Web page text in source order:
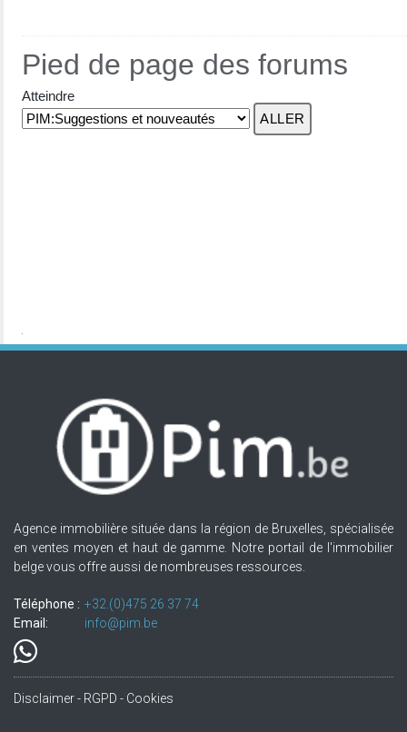
Pied de page des forums
Atteindre
Agence immobilière située dans la région de Bruxelles, spécialisée
en ventes moyen et haut de gamme. Notre portail de l'immobilier
belge vous offre aussi de nombreuses ressources.
Téléphone : +32.(0)475 26 37 74
Email:
info@pim.be
Disclaimer - RGPD - Cookies